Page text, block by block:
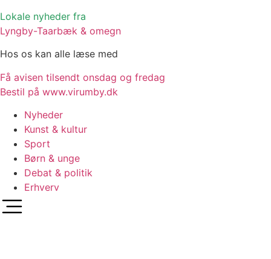
Lokale nyheder fra
Lyngby-Taarbæk & omegn
Hos os kan alle læse med
Få avisen tilsendt onsdag og fredag
Bestil på www.virumby.dk
Nyheder
Kunst & kultur
Sport
Børn & unge
Debat & politik
Erhverv